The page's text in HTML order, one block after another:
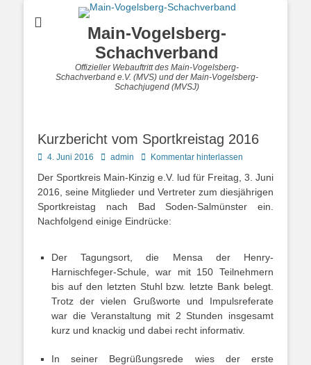
Main-Vogelsberg-
Schachverband
Offizieller Webauftritt des Main-Vogelsberg-
Schachverband e.V. (MVS) und der Main-Vogelsberg-
Schachjugend (MVSJ)
Kurzbericht vom Sportkreistag 2016
Posted
4. Juni 2016 Autoradmin Kommentar hinterlassen
Der Sportkreis Main-Kinzig e.V. lud für Freitag, 3. Juni
2016, seine Mitglieder und Vertreter zum diesjährigen
Sportkreistag nach Bad Soden-Salmünster ein.
Nachfolgend einige Eindrücke:
Der Tagungsort, die Mensa der Henry-
Harnischfeger-Schule, war mit 150 Teilnehmern
bis auf den letzten Stuhl bzw. letzte Bank belegt.
Trotz der vielen Grußworte und Impulsreferate
war die Veranstaltung mit 2 Stunden insgesamt
kurz und knackig und dabei recht informativ.
In seiner Begrüßungsrede wies der erste